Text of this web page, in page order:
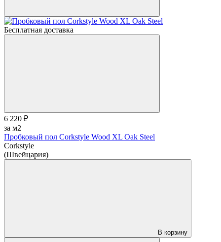
Бесплатная доставка
6 220 ₽
за м2
Пробковый пол Corkstyle Wood XL Oak Steel
Corkstyle
(Швейцария)
В корзину